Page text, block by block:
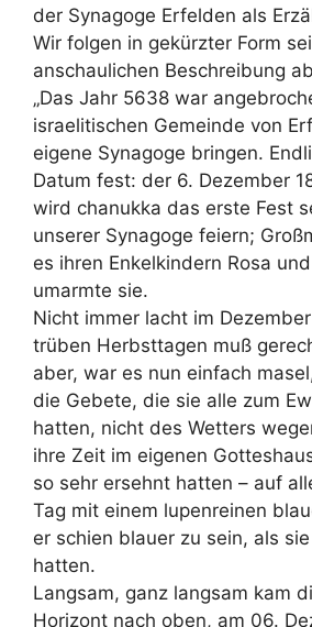
der Synagoge Erfelden als
Wir folgen in gekürzter Form
anschaulichen Beschreibung
„Das Jahr 5638 war
israelitischen Gemeinde von
eigene Synagoge bringen.
Datum fest: der 6. Dezember
wird chanukka das erste Fest
unserer Synagoge feiern;
es ihren Enkelkindern Rosa
umarmte sie.
Nicht immer lacht im
trüben Herbsttagen muß
aber, war es nun einfach
die Gebete, die sie alle zum
hatten, nicht des Wetters
ihre Zeit im eigenen
so sehr ersehnt hatten – auf
Tag mit einem lupenreinen
er schien blauer zu sein, als
hatten.
Langsam, ganz langsam kam
Horizont nach oben, am 06.